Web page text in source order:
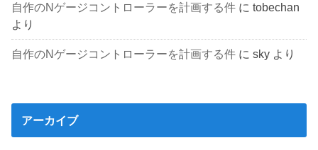
自作のNゲージコントローラーを計画する件 にtobechan
より
自作のNゲージコントローラーを計画する件 にsky より
アーカイブ